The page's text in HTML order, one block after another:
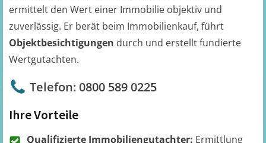
ermittelt den Wert einer Immobilie objektiv und
zuverlässig. Er berät beim Immobilienkauf, führt
Objektbesichtigungen durch und erstellt fundierte
Wertgutachten.
Telefon: 0800 589 0225
Ihre Vorteile
Qualifizierte Immobiliengutachter: Ermittlung